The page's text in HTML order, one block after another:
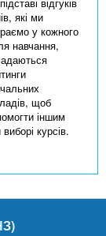
які ми
у кожного
навчання,
щоб
іншим
курсів.